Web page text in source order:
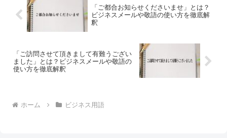
「ご都合お知らせくださいませ」とは？
ビジネスメールや敬語の使い方を徹底解
釈
「ご訪問させて頂きまして有難うござい
ました」とは？ビジネスメールや敬語の
使い方を徹底解釈
ホーム ビジネス用語